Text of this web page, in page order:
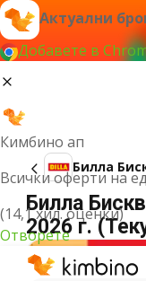
Актуални
Добавете в
Кимбино ап
Всички оферти на
(14,1 хил. оценки)
Отворете
Билла
Билла
2026 г.